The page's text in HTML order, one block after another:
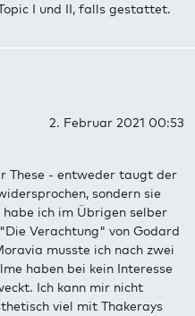
I und II, falls gestattet.
2. Februar 2021 00:53
These - entweder taugt der
sondern sie
ich im Übrigen selber
Verachtung" von Godard
musste ich nach zwei
haben bei kein Interesse
Ich kann mir nicht
viel mit Thakerays